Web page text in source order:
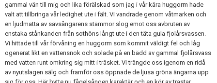
gammal vän till mig och lika förälskad som jag i vår kära huggorm hade
valt att tillbringa vår ledighet ute i fält. Vi vandrade genom våtmarken och
en ljudmatta av sävsångarens stämmor slog emot oss avbruten av
enstaka stånkanden från sothöns långt ute i den täta gula fjolårsvassen.
Vi hittade till vår förvåning en huggorm som kommit väldigt fel och låg
ogenerat likt en vattensnok och solade på en bädd av gammal fjolårsvass
med vatten runt omkring sig mitt i träsket. Vi trängde oss igenom en ridå
av nyutslagen sälg och framför oss öppnade de ljusa gröna ängarna upp